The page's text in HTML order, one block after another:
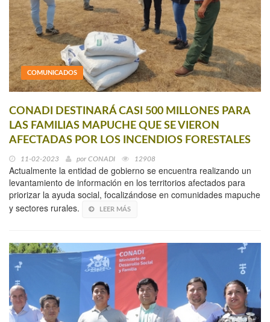
COMUNICADOS
CONADI DESTINARÁ CASI 500 MILLONES PARA
LAS FAMILIAS MAPUCHE QUE SE VIERON
AFECTADAS POR LOS INCENDIOS FORESTALES
11-02-2023 por CONADI 12908
Actualmente la entidad de gobierno se encuentra realizando un
levantamiento de información en los territorios afectados para
priorizar la ayuda social, focalizándose en comunidades mapuche
y sectores rurales.
LEER MÁS